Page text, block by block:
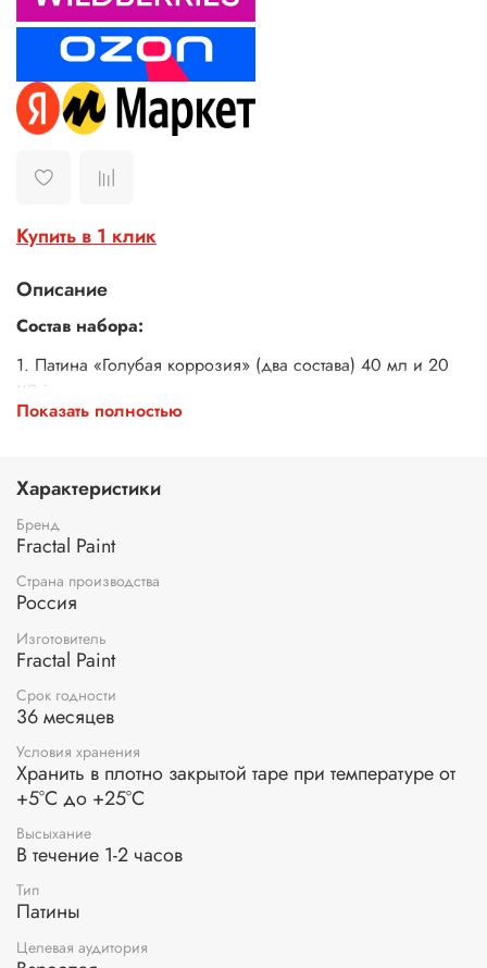
Купить в 1 клик
Описание
Состав набора:
1. Патина «Голубая коррозия» (два состава) 40 мл и 20
мл.;
2. Патина «Коррозия железа» (два состава) 40 мл и 20
5. Подробные инструкции.
Показать полностью
Характеристики
Бренд
Fractal Paint
Страна производства
Россия
Изготовитель
Fractal Paint
Срок годности
36 месяцев
Условия хранения
Хранить в плотно закрытой таре при температуре от
+5°С до +25°С
Высыхание
В течение 1-2 часов
Тип
Патины
Целевая аудитория